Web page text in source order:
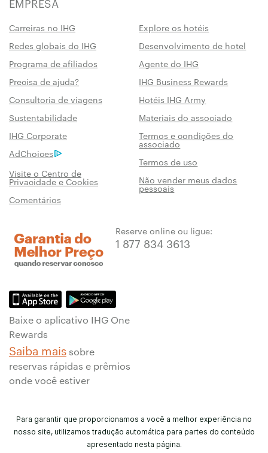
Carreiras no IHG
Explore os hotéis
Redes globais do IHG
Desenvolvimento de hotel
Programa de afiliados
Agente do IHG
Precisa de ajuda?
IHG Business Rewards
Consultoria de viagens
Hotéis IHG Army
Sustentabilidade
Materiais do associado
IHG Corporate
Termos e condições do
associado
AdChoices
Termos de uso
Visite o Centro de
Privacidade e Cookies Não vender meus dados
pessoais
Comentários
Reserve online ou ligue:
1 877 834 3613
Baixe o aplicativo IHG One
Rewards
Saiba mais sobre
reservas rápidas e prêmios
onde você estiver
Para garantir que proporcionamos a você a melhor experiência no
nosso site, utilizamos tradução automática para partes do conteúdo
apresentado nesta página.